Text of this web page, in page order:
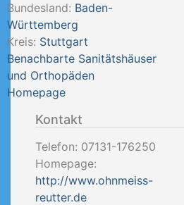
Bundesland: Baden-
Württemberg
Kreis: Stuttgart
Benachbarte Sanitätshäuser
und Orthopäden
Homepage
Kontakt
Telefon: 07131-176250
Homepage:
http://www.ohnmeiss-
reutter.de